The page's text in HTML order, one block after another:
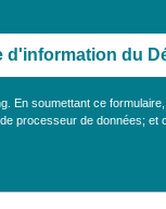
d'information du
En soumettant ce
processeur de données; et